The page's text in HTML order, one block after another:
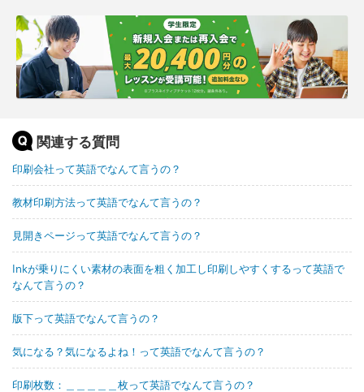
関連する質問
印刷会社って英語でなんて言うの？
教材印刷方法って英語でなんて言うの？
見開きページって英語でなんて言うの？
Inkが乗りにくい素材の表面を粗く加工し印刷しやすくするって英語で
なんて言うの？
版下って英語でなんて言うの？
気になる？気になるよね！って英語でなんて言うの？
印刷枚数：＿＿＿＿＿枚って英語でなんて言うの？